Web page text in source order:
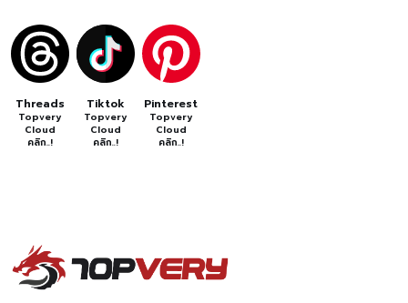
Threads
Topvery
Cloud
คลิก..!
Tiktok
Topvery
Cloud
คลิก..!
Pinterest
Topvery
Cloud
คลิก..!